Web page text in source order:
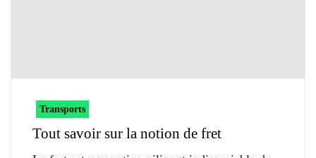
Transports
Tout savoir sur la notion de fret